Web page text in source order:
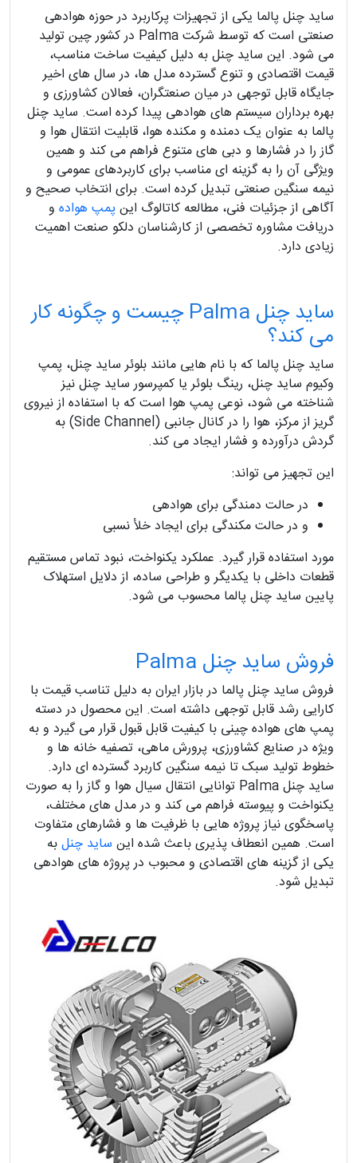
ساید چنل پالما یکی از تجهیزات پرکاربرد در حوزه هوادهی
صنعتی است که توسط شرکت Palma در کشور چین تولید
می شود. این ساید چنل به دلیل کیفیت ساخت مناسب،
قیمت اقتصادی و تنوع گسترده مدل ها، در سال های اخیر
جایگاه قابل توجهی در میان صنعتگران، فعالان کشاورزی و
بهره برداران سیستم های هوادهی پیدا کرده است. ساید چنل
پالما به عنوان یک دمنده و مکنده هوا، قابلیت انتقال هوا و
گاز را در فشارها و دبی های متنوع فراهم می کند و همین
ویژگی آن را به گزینه ای مناسب برای کاربردهای عمومی و
نیمه سنگین صنعتی تبدیل کرده است. برای انتخاب صحیح و
آگاهی از جزئیات فنی، مطالعه کاتالوگ اینپمپ هواده و
دریافت مشاوره تخصصی از کارشناسان دلکو صنعت اهمیت
زیادی دارد.
ساید چنل Palma چیست و چگونه کار
می کند؟
ساید چنل پالما که با نام هایی مانند بلوئر ساید چنل، پمپ
وکیوم ساید چنل، رینگ بلوئر یا کمپرسور ساید چنل نیز
شناخته می شود، نوعی پمپ هوا است که با استفاده از نیروی
گریز از مرکز، هوا را در کانال جانبی (Side Channel) به
گردش درآورده و فشار ایجاد می کند.
این تجهیز می تواند:
در حالت دمندگی برای هوادهی
و در حالت مکندگی برای ایجاد خلأ نسبی
مورد استفاده قرار گیرد. عملکرد یکنواخت، نبود تماس مستقیم
قطعات داخلی با یکدیگر و طراحی ساده، از دلایل استهلاک
پایین ساید چنل پالما محسوب می شود.
فروش ساید چنل Palma
فروش ساید چنل پالما در بازار ایران به دلیل تناسب قیمت با
کارایی رشد قابل توجهی داشته است. این محصول در دسته
پمپ های هواده چینی با کیفیت قابل قبول قرار می گیرد و به
ویژه در صنایع کشاورزی، پرورش ماهی، تصفیه خانه ها و
خطوط تولید سبک تا نیمه سنگین کاربرد گسترده ای دارد.
ساید چنل Palma توانایی انتقال سیال هوا و گاز را به صورت
یکنواخت و پیوسته فراهم می کند و در مدل های مختلف،
پاسخگوی نیاز پروژه هایی با ظرفیت ها و فشارهای متفاوت
است. همین انعطاف پذیری باعث شده این ساید چنلبه
یکی از گزینه های اقتصادی و محبوب در پروژه های هوادهی
تبدیل شود.